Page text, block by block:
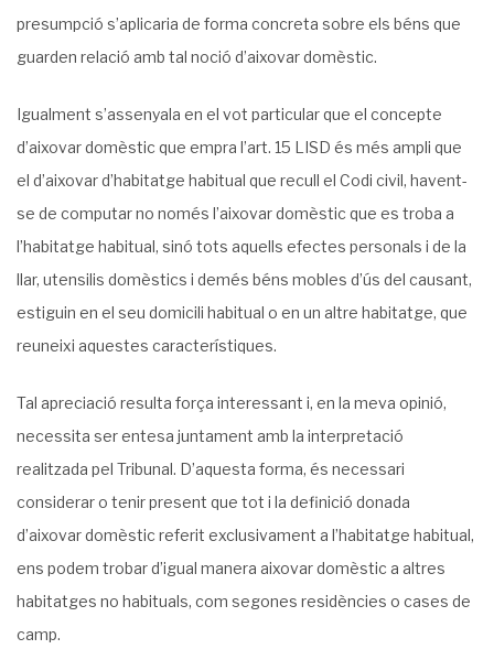
presumpció s’aplicaria de forma concreta sobre els béns que
guarden relació amb tal noció d’aixovar domèstic.
Igualment s’assenyala en el vot particular que el concepte
d’aixovar domèstic que empra l’art. 15 LISD és més ampli que
el d’aixovar d’habitatge habitual que recull el Codi civil, havent-
se de computar no només l’aixovar domèstic que es troba a
l’habitatge habitual, sinó tots aquells efectes personals i de la
llar, utensilis domèstics i demés béns mobles d’ús del causant,
estiguin en el seu domicili habitual o en un altre habitatge, que
reuneixi aquestes característiques.
Tal apreciació resulta força interessant i, en la meva opinió,
necessita ser entesa juntament amb la interpretació
realitzada pel Tribunal. D’aquesta forma, és necessari
considerar o tenir present que tot i la definició donada
d’aixovar domèstic referit exclusivament a l’habitatge habitual,
ens podem trobar d’igual manera aixovar domèstic a altres
habitatges no habituals, com segones residències o cases de
camp.